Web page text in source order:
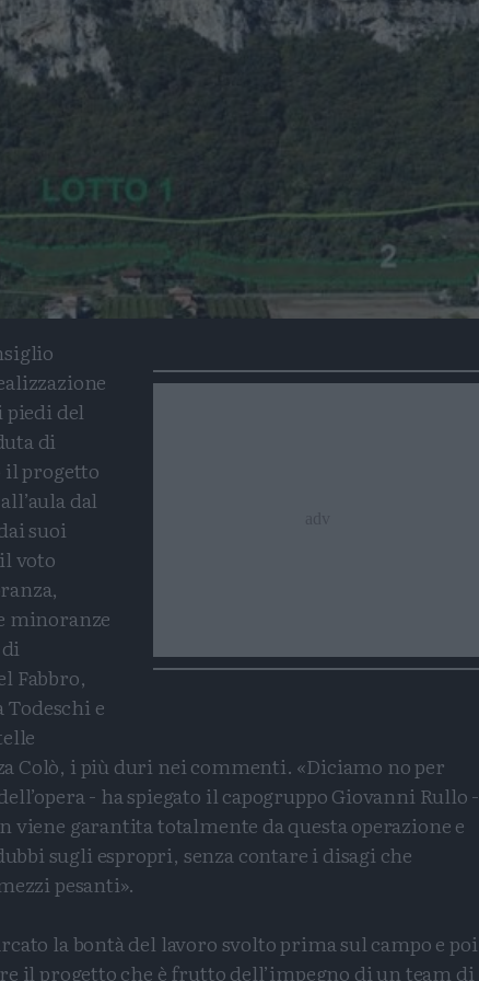
del
di
il progetto
dal
suoi
voto
minoranze
Fabbro,
Todeschi e
Colò, i più duri nei commenti. «Diciamo no per
- ha spiegato il capogruppo Giovanni Rullo -
viene garantita totalmente da questa operazione e
sugli espropri, senza contare i disagi che
pesanti».
la bontà del lavoro svolto prima sul campo e poi
il progetto che è frutto dell’impegno di un team di